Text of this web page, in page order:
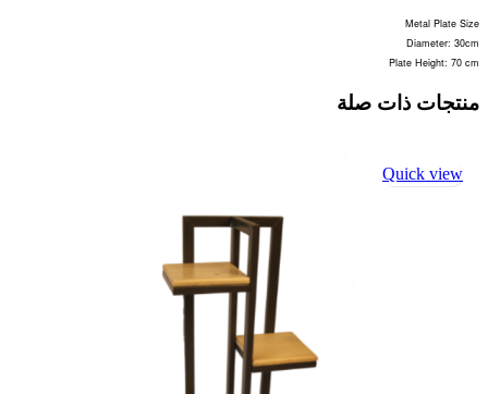
Metal Plate Size
Diameter: 30cm
Plate Height: 70 cm
منتجات ذات صلة
Quick view